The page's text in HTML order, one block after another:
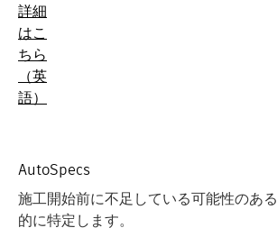
詳細
はこ
ちら
（英
語）
AutoSpecs
施工開始前に不足している可能性のあ
的に特定します。